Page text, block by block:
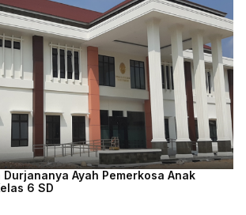
Durjananya Ayah Pemerkosa Anak
6 SD